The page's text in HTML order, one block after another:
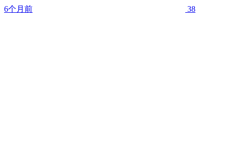
6个月前 38